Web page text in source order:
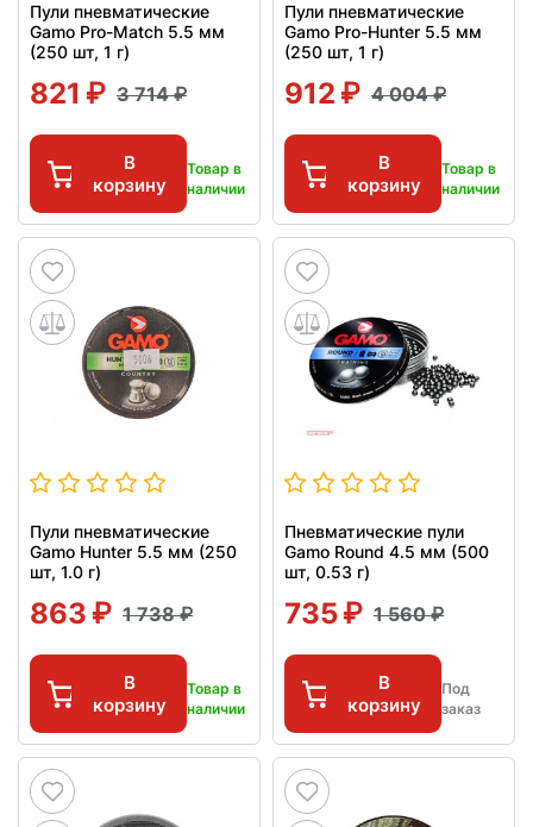
Пули пневматические
Gamo Pro-Match 5.5 мм
(250 шт, 1 г)
821 3 714
В
корзину
Товар в
наличии
Пули пневматические
Gamo Pro-Hunter 5.5 мм
(250 шт, 1 г)
912 4 004
В
корзину
Товар в
наличии
Пули пневматические
Gamo Hunter 5.5 мм (250
шт, 1.0 г)
863 1 738
В
корзину
Товар в
наличии
Пневматические пули
Gamo Round 4.5 мм (500
шт, 0.53 г)
735 1 560
В
корзину
Под
заказ